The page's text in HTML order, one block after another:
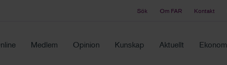
Tidningen Balans
Sök Om FAR Kontakt
Medlem Opinion Kunskap Aktuellt